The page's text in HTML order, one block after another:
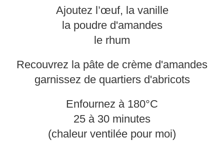
Ajoutez l’œuf, la vanille
la poudre d'amandes
le rhum
Recouvrez la pâte de crème d'amandes
garnissez de quartiers d'abricots
Enfournez à 180°C
25 à 30 minutes
(chaleur ventilée pour moi)